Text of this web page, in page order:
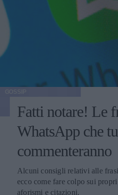
Fatti notare! Le
WhatsApp che
commenteranno
Alcuni consigli relativi alle
ecco come fare colpo sui
aforismi e citazioni.